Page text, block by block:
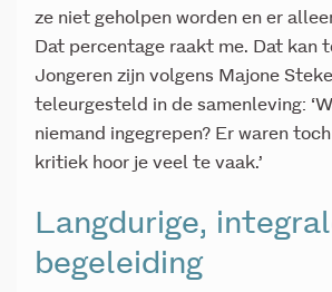
ze niet geholpen worden en er
Dat percentage raakt me. Dat kan
Jongeren zijn volgens Majone
teleurgesteld in de samenleving:
niemand ingegrepen? Er waren
kritiek hoor je veel te vaak.’
Langdurige,
begeleiding